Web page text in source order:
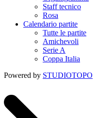
Staff tecnico
Rosa
Calendario partite
Tutte le partite
Amichevoli
Serie A
Coppa Italia
Powered by STUDIOTOPO